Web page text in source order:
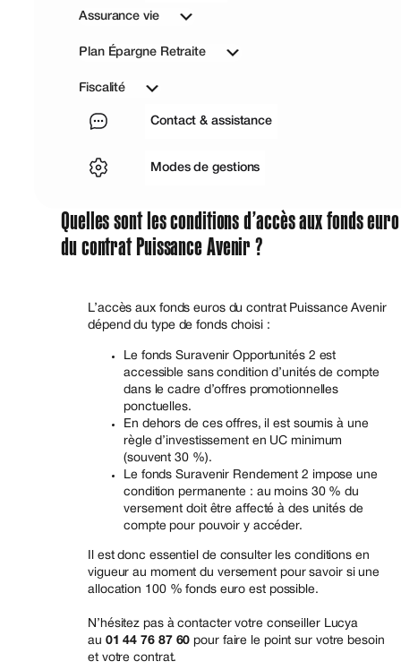
Assurance vie
Plan Épargne Retraite
Fiscalité
Contact & assistance
Modes de gestions
Quelles sont les conditions d’accès aux fonds euro
du contrat Puissance Avenir ?
L’accès aux fonds euros du contrat Puissance Avenir
dépend du type de fonds choisi :
Le fonds Suravenir Opportunités 2 est
accessible sans condition d’unités de compte
dans le cadre d’offres promotionnelles
ponctuelles.
En dehors de ces offres, il est soumis à une
règle d’investissement en UC minimum
(souvent 30 %).
Le fonds Suravenir Rendement 2 impose une
condition permanente : au moins 30 % du
versement doit être affecté à des unités de
compte pour pouvoir y accéder.
Il est donc essentiel de consulter les conditions en
vigueur au moment du versement pour savoir si une
allocation 100 % fonds euro est possible.
N’hésitez pas à contacter votre conseiller Lucya
au 01 44 76 87 60 pour faire le point sur votre besoin
et votre contrat.